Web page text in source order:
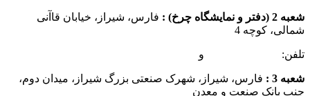
شعبه 2 (دفتر و نمایشگاه چرخ) :
فارس، شیراز، خیابان قاآنی
شمالی، کوچه 4
تلفن: و
شعبه 3 :
فارس، شیراز، شهرک صنعتی بزرگ شیراز، میدان دوم،
جنب بانک صنعت و معدن